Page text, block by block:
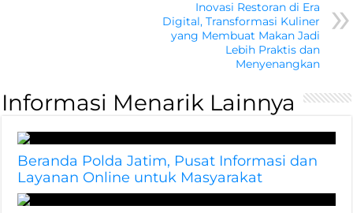
Inovasi Restoran di Era
Digital, Transformasi Kuliner
yang Membuat Makan Jadi
Lebih Praktis dan
Menyenangkan
Informasi Menarik Lainnya
Beranda Polda Jatim, Pusat Informasi dan
Layanan Online untuk Masyarakat